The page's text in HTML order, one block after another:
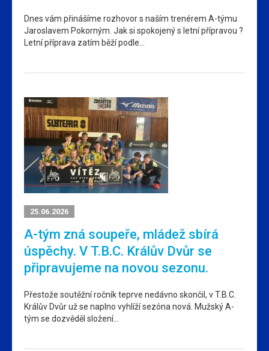
Dnes vám přinášíme rozhovor s naším trenérem A-týmu
Jaroslavem Pokorným. Jak si spokojený s letní přípravou ?
Letní příprava zatím běží podle…
25.06.2026
A-tým zná soupeře, mládež sbírá
úspěchy. V T.B.C. Králův Dvůr se
připravujeme na novou sezonu.
Přestože soutěžní ročník teprve nedávno skončil, v T.B.C.
Králův Dvůr už se naplno vyhlíží sezóna nová. Mužský A-
tým se dozvěděl složení…